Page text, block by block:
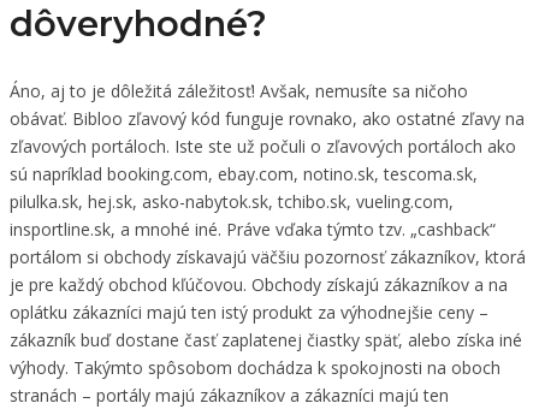
dôveryhodné?
Áno, aj to je dôležitá záležitosť! Avšak, nemusíte sa ničoho
obávať. Bibloo zľavový kód funguje rovnako, ako ostatné zľavy na
zľavových portáloch. Iste ste už počuli o zľavových portáloch ako
sú napríklad booking.com, ebay.com, notino.sk, tescoma.sk,
pilulka.sk, hej.sk, asko-nabytok.sk, tchibo.sk, vueling.com,
insportline.sk, a mnohé iné. Práve vďaka týmto tzv. „cashback“
portálom si obchody získavajú väčšiu pozornosť zákazníkov, ktorá
je pre každý obchod kľúčovou. Obchody získajú zákazníkov a na
oplátku zákazníci majú ten istý produkt za výhodnejšie ceny –
zákazník buď dostane časť zaplatenej čiastky späť, alebo získa iné
výhody. Takýmto spôsobom dochádza k spokojnosti na oboch
stranách – portály majú zákazníkov a zákazníci majú ten